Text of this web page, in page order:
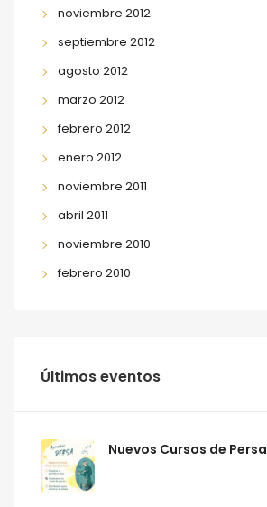
noviembre 2012
septiembre 2012
agosto 2012
marzo 2012
febrero 2012
enero 2012
noviembre 2011
abril 2011
noviembre 2010
febrero 2010
Últimos eventos
Nuevos Cursos de Persa